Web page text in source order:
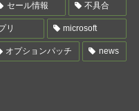
セール情報 不具合
リ microsoft
オプションパッチ news